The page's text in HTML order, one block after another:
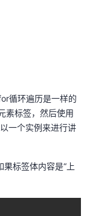
循环遍历是一样的
素标签，然后使用
一个实例来进行讲
标签体内容是“上